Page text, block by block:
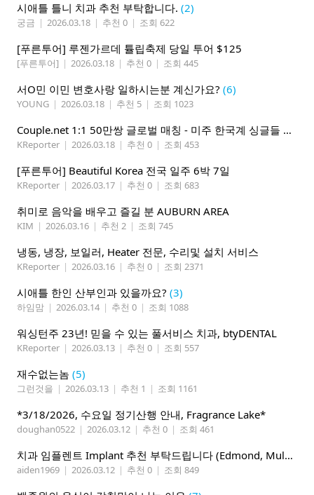
시애틀 틀니 치과 추천 부탁합니다. (2)
궁금 | 2026.03.18 | 추천 0 | 조회 622
[푸른투어] 루젠가르데 튤립축제 당일 투어 $125
[푸른투어] | 2026.03.18 | 추천 0 | 조회 445
서O민 이민 변호사랑 일하시는분 계신가요? (6)
YOUNG | 2026.03.18 | 추천 5 | 조회 1023
Couple.net 1:1 50만쌍 글로벌 매칭 - 미주 한국계 싱글들 모이세요
KReporter | 2026.03.18 | 추천 0 | 조회 453
[푸른투어] Beautiful Korea 전국 일주 6박 7일
KReporter | 2026.03.17 | 추천 0 | 조회 683
취미로 음악을 배우고 즐길 분 AUBURN AREA
KIM | 2026.03.16 | 추천 2 | 조회 745
냉동, 냉장, 보일러, Heater 전문, 수리및 설치 서비스
KReporter | 2026.03.16 | 추천 0 | 조회 2371
시애틀 한인 산부인과 있을까요? (3)
하임맘 | 2026.03.14 | 추천 0 | 조회 1088
워싱턴주 23년! 믿을 수 있는 풀서비스 치과, btyDENTAL
KReporter | 2026.03.13 | 추천 0 | 조회 557
재수없는놈 (5)
그런것을 | 2026.03.13 | 추천 1 | 조회 1161
*3/18/2026, 수요일 정기산행 안내, Fragrance Lake*
doughan0522 | 2026.03.12 | 추천 0 | 조회 461
치과 임플렌트 Implant 추천 부탁드립니다 (Edmond, Mulkiteo, Lynnwood, Mill Creek)
aiden1969 | 2026.03.12 | 추천 0 | 조회 849